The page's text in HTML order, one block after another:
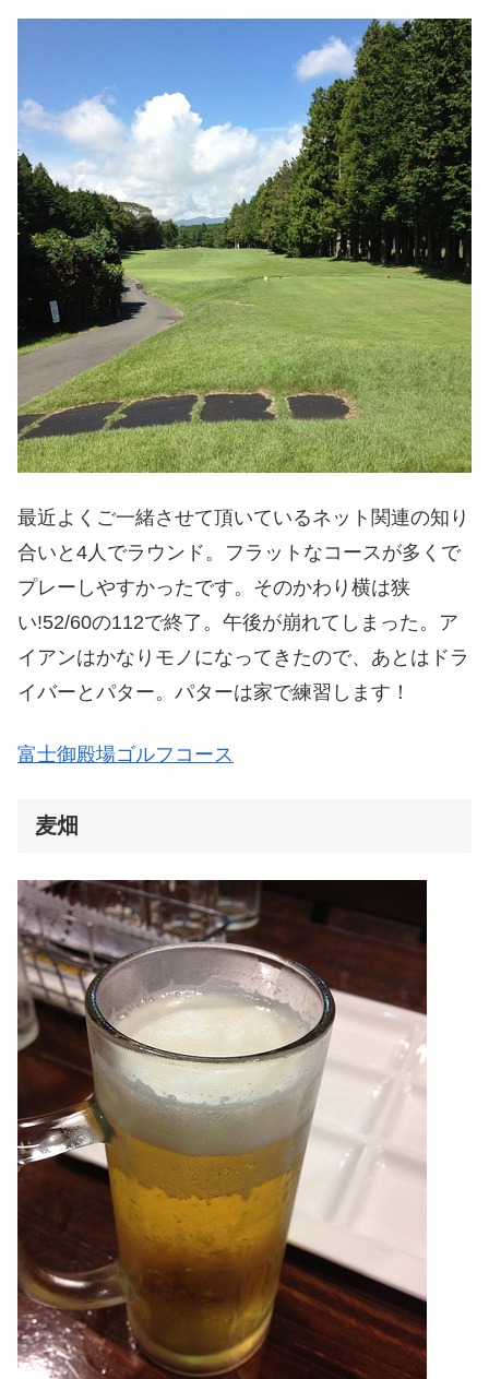
最近よくご一緒させて頂いているネット関連の知り
合いと4人でラウンド。フラットなコースが多くで
プレーしやすかったです。そのかわり横は狭
い!52/60の112で終了。午後が崩れてしまった。ア
イアンはかなりモノになってきたので、あとはドラ
イバーとパター。パターは家で練習します！
富士御殿場ゴルフコース
麦畑